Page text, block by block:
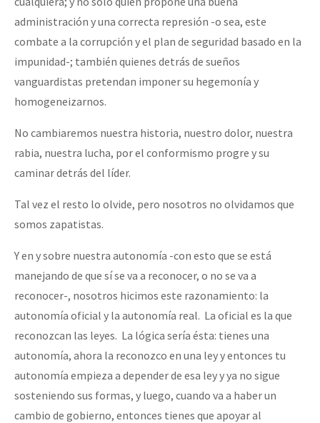
administración y una correcta represión -o sea, este
combate a la corrupción y el plan de seguridad basado en la
impunidad-; también quienes detrás de sueños
vanguardistas pretendan imponer su hegemonía y
homogeneizarnos.
No cambiaremos nuestra historia, nuestro dolor, nuestra
rabia, nuestra lucha, por el conformismo progre y su
caminar detrás del líder.
Tal vez el resto lo olvide, pero nosotros no olvidamos que
somos zapatistas.
Y en y sobre nuestra autonomía -con esto que se está
manejando de que sí se va a reconocer, o no se va a
reconocer-, nosotros hicimos este razonamiento: la
autonomía oficial y la autonomía real. La oficial es la que
reconozcan las leyes. La lógica sería ésta: tienes una
autonomía, ahora la reconozco en una ley y entonces tu
autonomía empieza a depender de esa ley y ya no sigue
sosteniendo sus formas, y luego, cuando va a haber un
cambio de gobierno, entonces tienes que apoyar al